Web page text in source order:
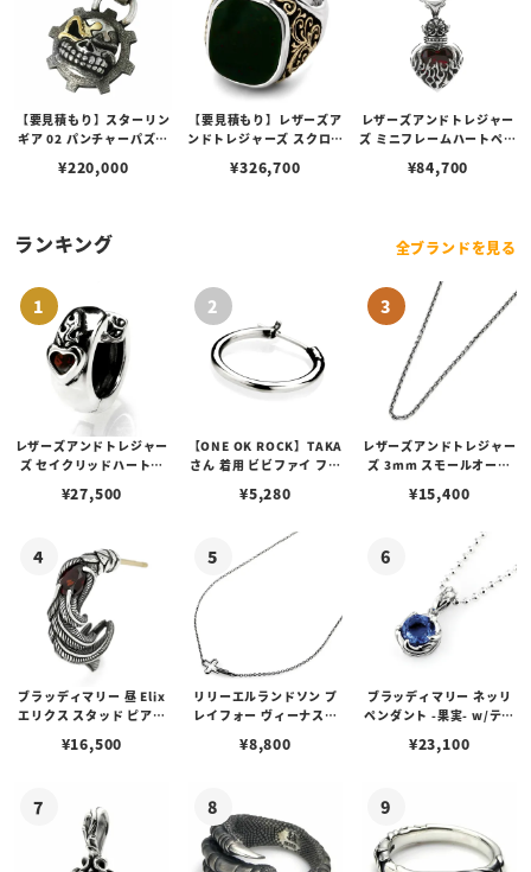
【要見積もり】スターリン
ギア 02 パンチャーパズル
スペンダント w/1ポイント
¥220,000
【要見積もり】レザーズア
ンドトレジャーズ スクロー
18 スクロール w/ ブラッ
¥326,700
レザーズアンドトレジャー
ズ ミニフレームハートペン
ディション レッド（トッ
¥84,700
ランキング 全ブランドを見る
レザーズアンドトレジャー
ズ セイクリッドハートピ
¥27,500
【ONE OK ROCK】TAKA
さん 着用 ビビファイ フー
¥5,280
レザーズアンドトレジャー
ズ 3mm スモールオーバ
ブスタークラスプ＆LTロ
¥15,400
ブラッディマリー 昼 Elix
エリクス スタッド ピアス
¥16,500
リリーエルランドソン プ
レイフォー ヴィーナスチ
¥8,800
ブラッディマリー ネッリ
ペンダント -果実- w/ティ
¥23,100